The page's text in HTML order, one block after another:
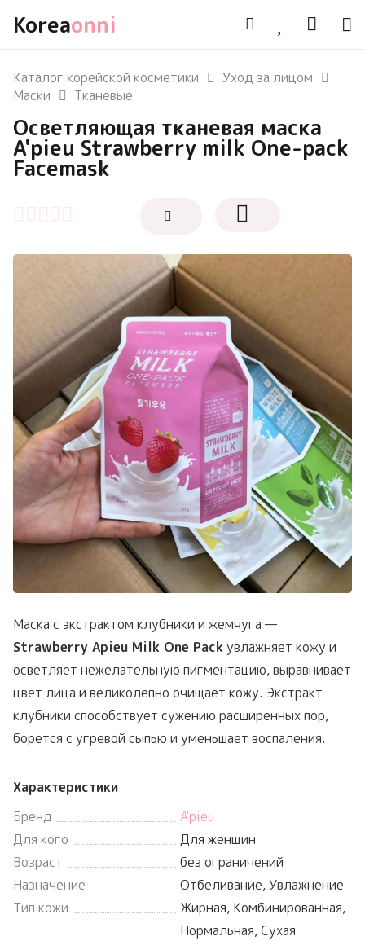
Koreaonni
Каталог корейской косметики
Уход за лицом
Маски
Тканевые
Осветляющая тканевая маска
A'pieu Strawberry milk One-pack
Facemask
Маска с экстрактом клубники и жемчуга —
Strawberry Apieu Milk One Pack увлажняет кожу и
осветляет нежелательную пигментацию, выравнивает
цвет лица и великолепно очищает кожу. Экстракт
клубники способствует сужению расширенных пор,
борется с угревой сыпью и уменьшает воспаления.
Характеристики
Бренд
A'pieu
Для кого
Для женщин
Возраст
без ограничений
Назначение
Отбеливание, Увлажнение
Тип кожи
Жирная, Комбинированная,
Нормальная, Сухая